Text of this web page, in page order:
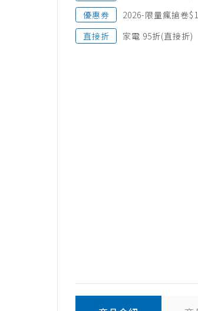
優惠券
2026-限量瘋搶卷
直接折
家電 95折(直接折)